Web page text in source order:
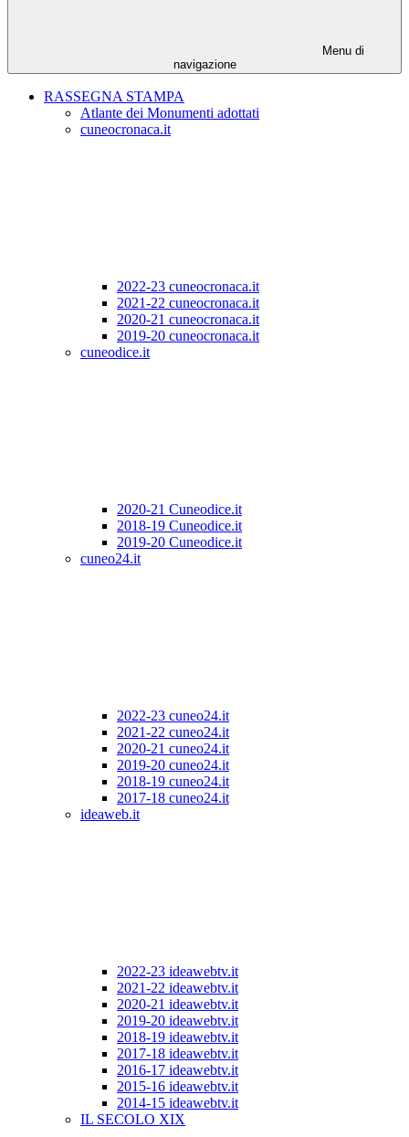
Menu di
navigazione
RASSEGNA STAMPA
Atlante dei Monumenti adottati
cuneocronaca.it
2022-23 cuneocronaca.it
2021-22 cuneocronaca.it
2020-21 cuneocronaca.it
2019-20 cuneocronaca.it
cuneodice.it
2020-21 Cuneodice.it
2018-19 Cuneodice.it
2019-20 Cuneodice.it
cuneo24.it
2022-23 cuneo24.it
2021-22 cuneo24.it
2020-21 cuneo24.it
2019-20 cuneo24.it
2018-19 cuneo24.it
2017-18 cuneo24.it
ideaweb.it
2022-23 ideawebtv.it
2021-22 ideawebtv.it
2020-21 ideawebtv.it
2019-20 ideawebtv.it
2018-19 ideawebtv.it
2017-18 ideawebtv.it
2016-17 ideawebtv.it
2015-16 ideawebtv.it
2014-15 ideawebtv.it
IL SECOLO XIX